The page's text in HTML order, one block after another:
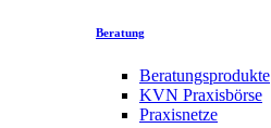
Beratung
Beratungsprodukte
KVN Praxisbörse
Praxisnetze